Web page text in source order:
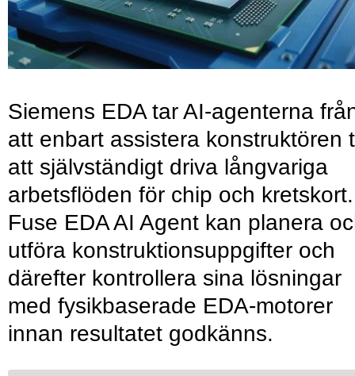
Siemens EDA tar AI-agenterna
att enbart assistera konstruktören
att självständigt driva långvariga
arbetsflöden för chip och kretskort.
Fuse EDA AI Agent kan planera
utföra konstruktionsuppgifter och
därefter kontrollera sina lösningar
med fysikbaserade EDA-motorer
innan resultatet godkänns.